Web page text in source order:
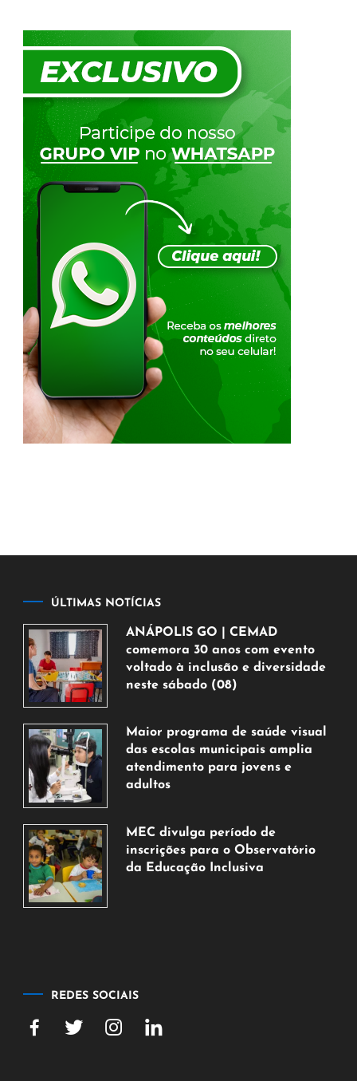
ÚLTIMAS NOTÍCIAS
ANÁPOLIS GO | CEMAD
comemora 30 anos com evento
voltado à inclusão e diversidade
neste sábado (08)
de
agosto
de
2026
Maior programa de saúde visual
das escolas municipais amplia
atendimento para jovens e
adultos
de
agosto
de
MEC divulga período de
inscrições para o Observatório
da Educação Inclusiva
REDES SOCIAIS